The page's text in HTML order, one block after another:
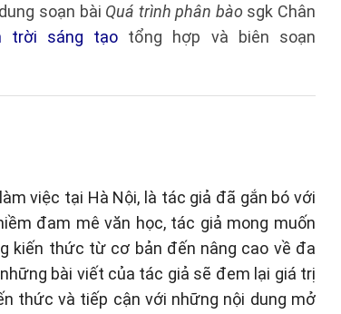
soạn bài Quá trình phân bào sgk Chân
trời sáng tạo tổng hợp và biên soạn
việc tại Hà Nội, là tác giả đã gắn bó với
đam mê văn học, tác giả mong muốn
kiến thức từ cơ bản đến nâng cao về đa
bài viết của tác giả sẽ đem lại giá trị
thức và tiếp cận với những nội dung mở